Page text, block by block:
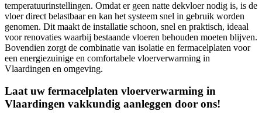
temperatuurinstellingen. Omdat er geen natte dekvloer nodig is, is de
vloer direct belastbaar en kan het systeem snel in gebruik worden
genomen. Dit maakt de installatie schoon, snel en praktisch, ideaal
voor renovaties waarbij bestaande vloeren behouden moeten blijven.
Bovendien zorgt de combinatie van isolatie en fermacelplaten voor
een energiezuinige en comfortabele vloerverwarming in
Vlaardingen en omgeving.
Laat uw fermacelplaten vloerverwarming in
Vlaardingen vakkundig aanleggen door ons!